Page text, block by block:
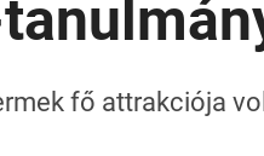
fő attrakciója